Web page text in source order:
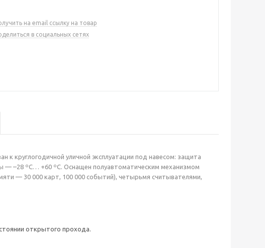
на email ссылку на товар
в социальных сетях
круглогодичной уличной эксплуатации под навесом: защита
— –28 ºС… +60 ºС. Оснащен полуавтоматическим механизмом
— 30 000 карт, 100 000 событий), четырьмя считывателями,
открытого прохода.